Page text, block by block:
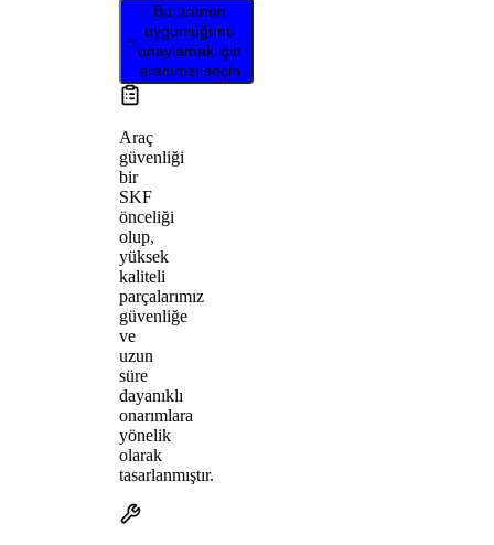
Bu ürünün
uygunluğunu
onaylamak için
aracınızı seçin
Araç
güvenliği
bir
SKF
önceliği
olup,
yüksek
kaliteli
parçalarımız
güvenliğe
ve
uzun
süre
dayanıklı
onarımlara
yönelik
olarak
tasarlanmıştır.